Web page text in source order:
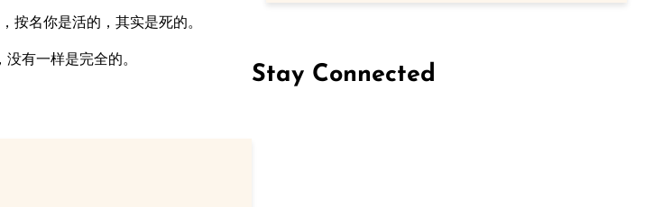
按名你是活的，其实是死的。
有一样是完全的。
Stay Connected